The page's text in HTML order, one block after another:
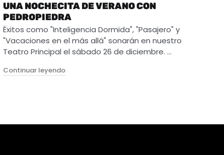
UNA NOCHECITA DE VERANO CON
PEDROPIEDRA
Éxitos como "Inteligencia Dormida", "Pasajero" y
"Vacaciones en el más allá" sonarán en nuestro
Teatro Principal el sábado 26 de diciembre. …
Continuar leyendo"Una nochecita de verano con Pedropiedra"